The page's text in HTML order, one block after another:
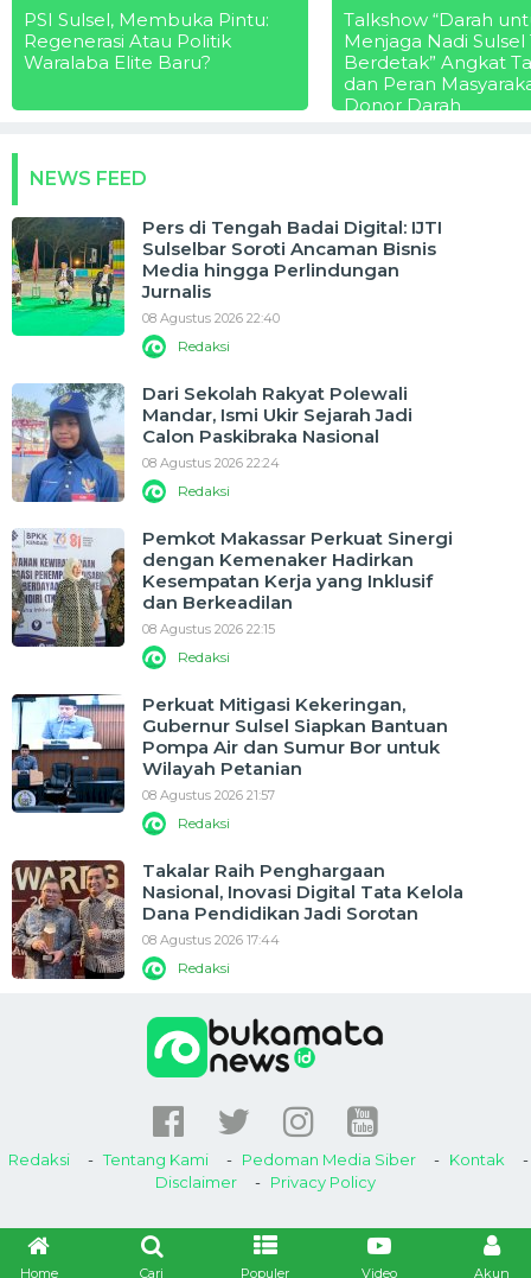
Home Cari Populer Video Akun
PSI Sulsel, Membuka Pintu:
Regenerasi Atau Politik
Waralaba Elite Baru?
Talkshow “Darah
Menjaga Nadi Sulsel
Berdetak” Angkat
dan Peran
Donor Darah
NEWS FEED
Pers di Tengah Badai Digital: IJTI
Sulselbar Soroti Ancaman Bisnis
Media hingga Perlindungan
Jurnalis
08 Agustus 2026 22:40
Redaksi
Dari Sekolah Rakyat Polewali
Mandar, Ismi Ukir Sejarah Jadi
Calon Paskibraka Nasional
08 Agustus 2026 22:24
Redaksi
Pemkot Makassar Perkuat Sinergi
dengan Kemenaker Hadirkan
Kesempatan Kerja yang Inklusif
dan Berkeadilan
08 Agustus 2026 22:15
Redaksi
Perkuat Mitigasi Kekeringan,
Gubernur Sulsel Siapkan Bantuan
Pompa Air dan Sumur Bor untuk
Wilayah Petanian
08 Agustus 2026 21:57
Redaksi
Takalar Raih Penghargaan
Nasional, Inovasi Digital Tata Kelola
Dana Pendidikan Jadi Sorotan
08 Agustus 2026 17:44
Redaksi
Redaksi Tentang Kami Pedoman Media Siber
Kontak
Disclaimer
Privacy Policy